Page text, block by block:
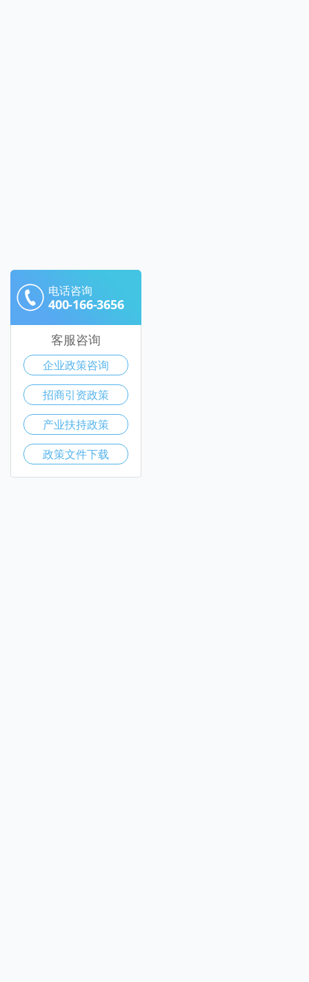
电话咨询
400-166-3656
客服咨询
企业政策咨询
招商引资政策
产业扶持政策
政策文件下载